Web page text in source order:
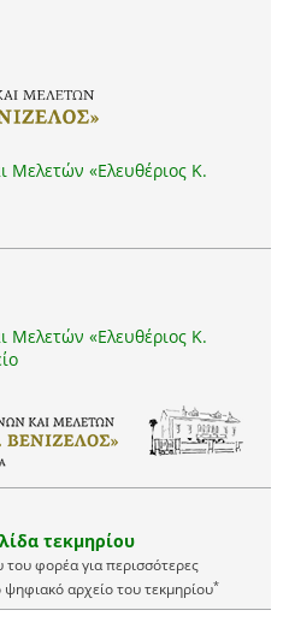
Μελετών «Ελευθέριος Κ.
Μελετών «Ελευθέριος Κ.
τεκμηρίου
φορέα για περισσότερες
ψηφιακό αρχείο του τεκμηρίου*